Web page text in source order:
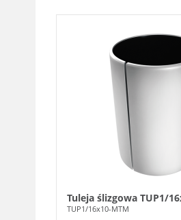
Tuleja ślizgowa TUP1/
TUP1/16x10-MTM